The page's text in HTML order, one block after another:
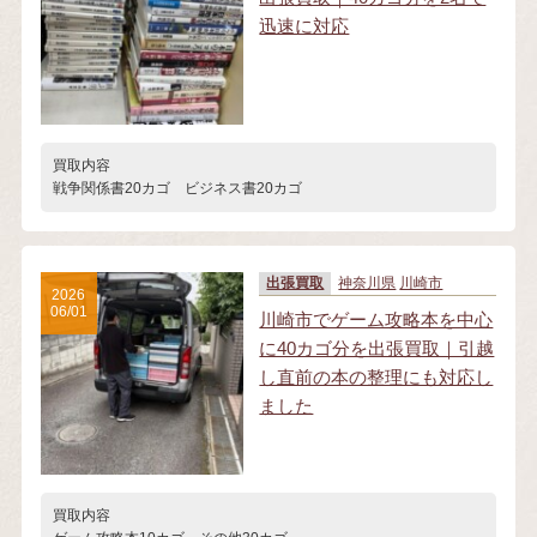
迅速に対応
買取内容
戦争関係書20カゴ ビジネス書20カゴ
出張買取 神奈川県 川崎市
川崎市でゲーム攻略本を中心
に40カゴ分を出張買取｜引越
し直前の本の整理にも対応し
ました
買取内容
2026
06/01